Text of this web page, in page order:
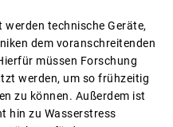
technische Geräte,
dem voranschreitenden
müssen Forschung
werden, um so frühzeitig
zu können. Außerdem ist
hin zu Wasserstress